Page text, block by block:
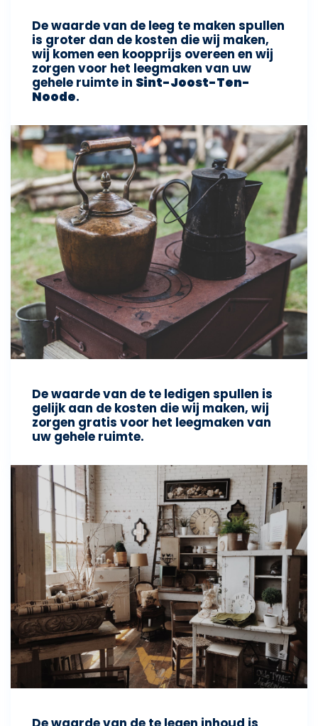
De waarde van de leeg te maken spullen
is groter dan de kosten die wij maken,
wij komen een koopprijs overeen en wij
zorgen voor het leegmaken van uw
gehele ruimte in Sint-Joost-Ten-
Noode.
De waarde van de te ledigen spullen is
gelijk aan de kosten die wij maken, wij
zorgen gratis voor het leegmaken van
uw gehele ruimte.